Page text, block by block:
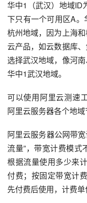
华中1（武汉）地域ID
下只有一个可用区A
杭州地域，因为上海
云产品，如云数据库
选择武汉地域，像河
华中1武汉地域。
可以使用阿里云测速
阿里云服务器各个地域
阿里云服务器公网带
流量”，带宽计费模式
根据流量使用多少来
付费；按固定带宽计
先付费后使用，计费单